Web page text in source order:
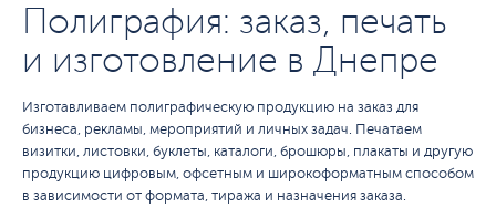
Полиграфия: заказ, печать
и изготовление в Днепре
Изготавливаем полиграфическую продукцию на заказ для
бизнеса, рекламы, мероприятий и личных задач. Печатаем
визитки, листовки, буклеты, каталоги, брошюры, плакаты и другую
продукцию цифровым, офсетным и широкоформатным способом
в зависимости от формата, тиража и назначения заказа.